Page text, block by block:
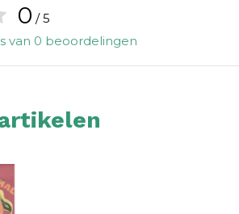
0 / 5
van 0 beoordelingen